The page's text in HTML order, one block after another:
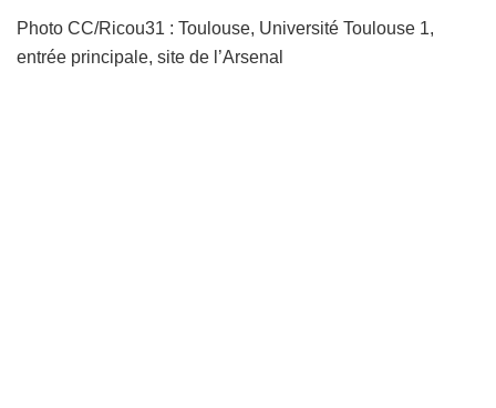
Photo CC/Ricou31 : Toulouse, Université Toulouse 1,
entrée principale, site de l’Arsenal